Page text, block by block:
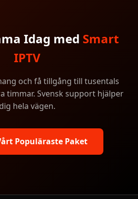
Idag med Smart
IPTV
och få tillgång till tusentals
timmar. Svensk support hjälper
dig hela vägen.
Populäraste Paket